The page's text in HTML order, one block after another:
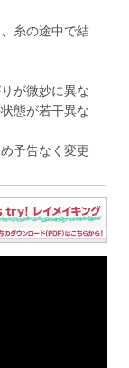
糸の途中で結
が微妙に異な
態が若干異な
予告なく変更